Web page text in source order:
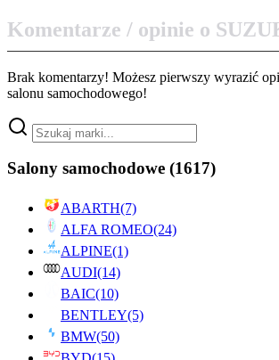
Komentarze / opinie o
Brak komentarzy! Możesz pierwszy wyrazić
salonu samochodowego!
Salony samochodowe (1617)
ABARTH(7)
ALFA ROMEO(24)
ALPINE(1)
AUDI(14)
BAIC(10)
BENTLEY(5)
BMW(50)